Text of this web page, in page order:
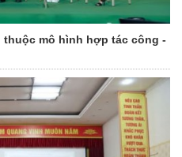
mô hình hợp tác công -